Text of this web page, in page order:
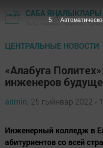
САБА ЯҢАЛЫКЛАРЫ
"Саба таңнары" газетасы - Саба
ЦЕНТРАЛЬНЫЕ НОВОСТИ
«Алабуга
инженеров
admin, 25 гыйнвар 2022 -
Инженерный колледж в
абитуриентов со всей
4